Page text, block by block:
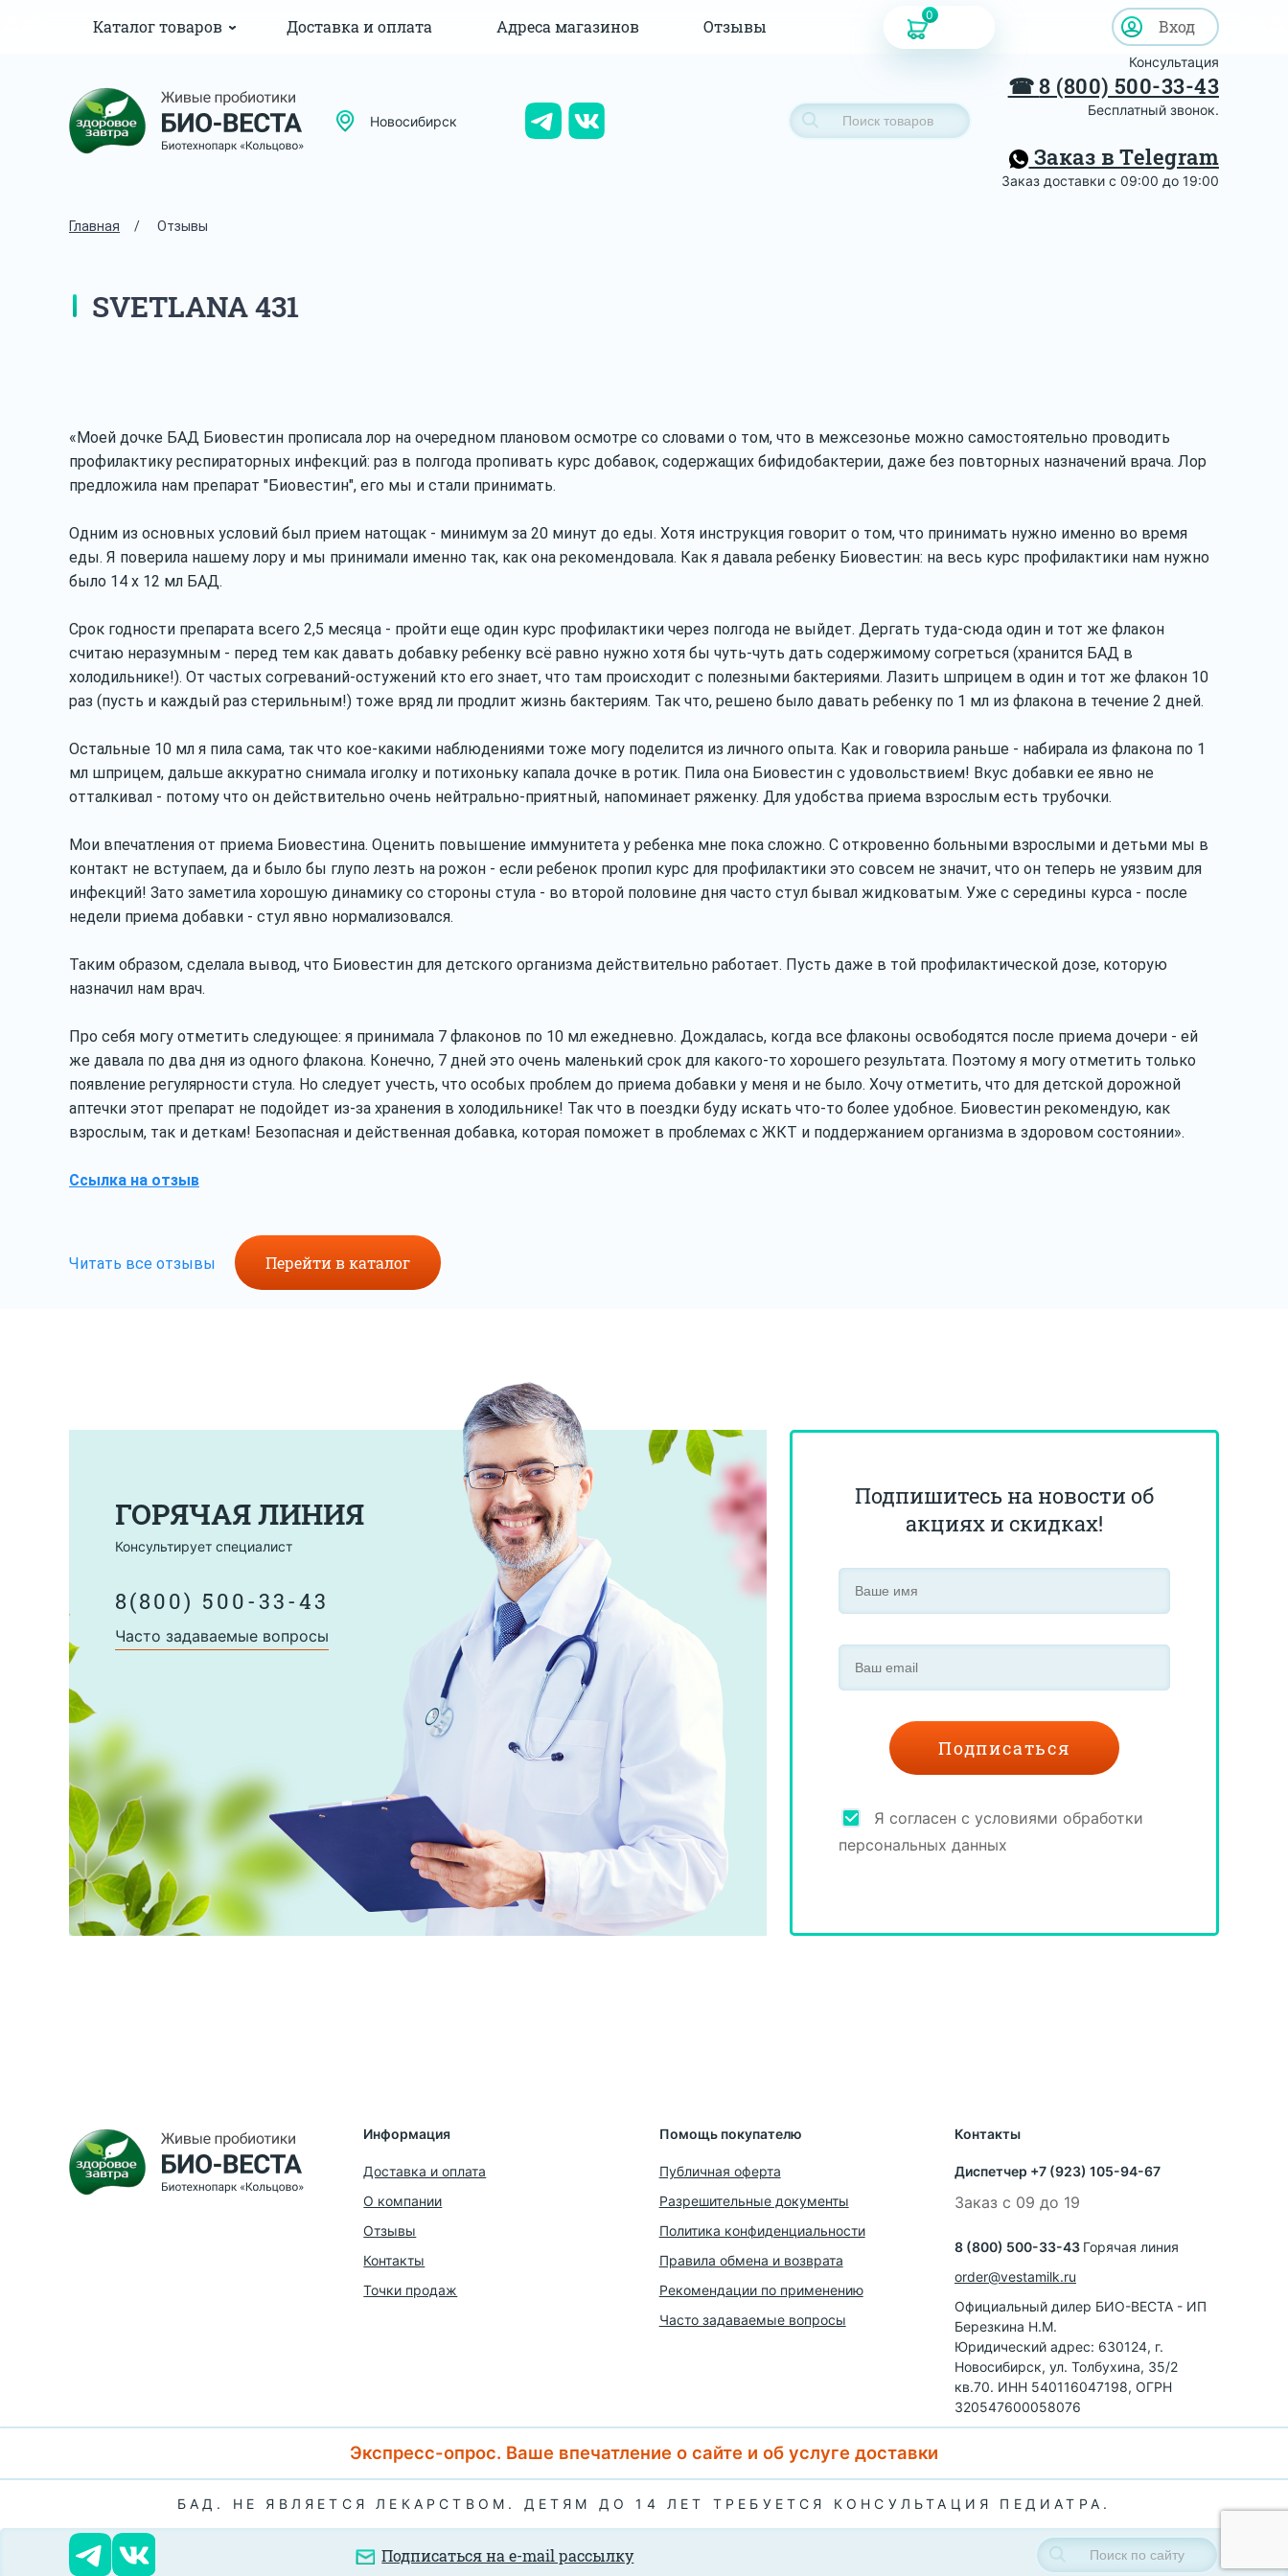
Каталог товаров Доставка и оплата Адреса магазинов Отзывы
0
Вход
Новосибирск
Консультация
☎8 (800) 500-33-43
Бесплатный звонок.
Заказ в Telegram
Заказ доставки с 09:00 до 19:00
Главная / Отзывы
SVETLANA 431
«Моей дочке БАД Биовестин прописала лор на очередном плановом осмотре со словами о том, что в межсезонье можно самостоятельно проводить
профилактику респираторных инфекций: раз в полгода пропивать курс добавок, содержащих бифидобактерии, даже без повторных назначений врача. Лор
предложила нам препарат "Биовестин", его мы и стали принимать.
Одним из основных условий был прием натощак - минимум за 20 минут до еды. Хотя инструкция говорит о том, что принимать нужно именно во время
еды. Я поверила нашему лору и мы принимали именно так, как она рекомендовала. Как я давала ребенку Биовестин: на весь курс профилактики нам нужно
было 14 х 12 мл БАД.
Срок годности препарата всего 2,5 месяца - пройти еще один курс профилактики через полгода не выйдет. Дергать туда-сюда один и тот же флакон
считаю неразумным - перед тем как давать добавку ребенку всё равно нужно хотя бы чуть-чуть дать содержимому согреться (хранится БАД в
холодильнике!). От частых согреваний-остужений кто его знает, что там происходит с полезными бактериями. Лазить шприцем в один и тот же флакон 10
раз (пусть и каждый раз стерильным!) тоже вряд ли продлит жизнь бактериям. Так что, решено было давать ребенку по 1 мл из флакона в течение 2 дней.
Остальные 10 мл я пила сама, так что кое-какими наблюдениями тоже могу поделится из личного опыта. Как и говорила раньше - набирала из флакона по 1
мл шприцем, дальше аккуратно снимала иголку и потихоньку капала дочке в ротик. Пила она Биовестин с удовольствием! Вкус добавки ее явно не
отталкивал - потому что он действительно очень нейтрально-приятный, напоминает ряженку. Для удобства приема взрослым есть трубочки.
Мои впечатления от приема Биовестина. Оценить повышение иммунитета у ребенка мне пока сложно. С откровенно больными взрослыми и детьми мы в
контакт не вступаем, да и было бы глупо лезть на рожон - если ребенок пропил курс для профилактики это совсем не значит, что он теперь не уязвим для
инфекций! Зато заметила хорошую динамику со стороны стула - во второй половине дня часто стул бывал жидковатым. Уже с середины курса - после
недели приема добавки - стул явно нормализовался.
Таким образом, сделала вывод, что Биовестин для детского организма действительно работает. Пусть даже в той профилактической дозе, которую
назначил нам врач.
Про себя могу отметить следующее: я принимала 7 флаконов по 10 мл ежедневно. Дождалась, когда все флаконы освободятся после приема дочери - ей
же давала по два дня из одного флакона. Конечно, 7 дней это очень маленький срок для какого-то хорошего результата. Поэтому я могу отметить только
появление регулярности стула. Но следует учесть, что особых проблем до приема добавки у меня и не было. Хочу отметить, что для детской дорожной
аптечки этот препарат не подойдет из-за хранения в холодильнике! Так что в поездки буду искать что-то более удобное. Биовестин рекомендую, как
взрослым, так и деткам! Безопасная и действенная добавка, которая поможет в проблемах с ЖКТ и поддержанием организма в здоровом состоянии».
Ссылка на отзыв
Читать все отзывы Перейти в каталог
ГОРЯЧАЯ ЛИНИЯ
Консультирует специалист
8(800) 500-33-43
Часто задаваемые вопросы
Подпишитесь на новости об
акциях и скидках!
Я согласен с условиями обработки
персональных данных
Информация
Доставка и оплата
О компании
Отзывы
Контакты
Точки продаж
Помощь покупателю
Публичная оферта
Разрешительные документы
Политика конфиденциальности
Правила обмена и возврата
Рекомендации по применению
Часто задаваемые вопросы
Контакты
Диспетчер +7 (923) 105-94-67
Заказ с 09 до 19
8 (800) 500-33-43 Горячая линия
order@vestamilk.ru
Официальный дилер БИО-ВЕСТА - ИП
Березкина Н.М.
Юридический адрес: 630124, г.
Новосибирск, ул. Толбухина, 35/2
кв.70. ИНН 540116047198, ОГРН
320547600058076
Экспресс-опрос. Ваше впечатление о сайте и об услуге доставки
БАД. НЕ ЯВЛЯЕТСЯ ЛЕКАРСТВОМ. ДЕТЯМ ДО 14 ЛЕТ ТРЕБУЕТСЯ КОНСУЛЬТАЦИЯ ПЕДИАТРА.
Подписаться на e-mail рассылку